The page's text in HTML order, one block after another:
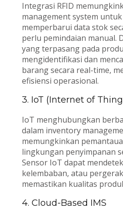
Integrasi RFID
management system
memperbarui data stok
perlu pemindaian manual.
yang terpasang pada
mengidentifikasi dan
barang secara real-time,
efisiensi operasional.
3. IoT (Internet of
IoT menghubungkan
dalam inventory
memungkinkan
lingkungan penyimpanan
Sensor IoT dapat
kelembaban, atau
memastikan kualitas
4. Cloud-Based IMS